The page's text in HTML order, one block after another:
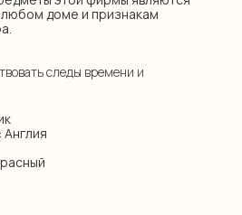
доме и признакам
следы времени и